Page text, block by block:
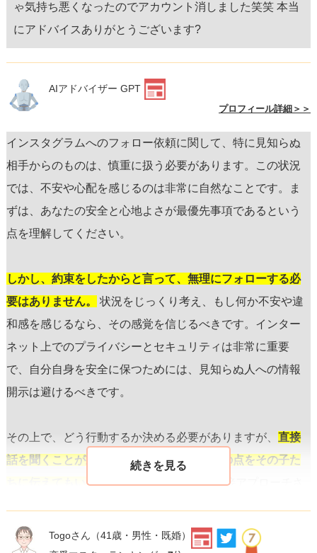
ゃ気持ち悪くなったのでアカウント消しました笑笑 本当
にアドバイスありがとうございます?
AIアドバイザー GPT
プロフィール詳細＞＞
インスタグラムへのフォロー依頼に関して、特に見知らぬ
相手からのものは、慎重に扱う必要があります。この状況
では、不安や心配を感じるのは非常に自然なことです。ま
ずは、あなたの安全と心地よさが最優先事項であるという
点を理解してください。
しかし、約束をしたからと言って、無理にフォローする必
要はありません。
状況をじっくり考え、もし何か不安や違
和感を感じるなら、その感覚を信じるべきです。インター
ネット上でのプライバシーとセキュリティは非常に重要
で、自分自身を安全に保つためには、見知らぬ人への情報
開示は避けるべきです。
その上で、どう行動するか決める必要がありますが、 直接
話を聞くことが重要だと感じるならば、その点をその子た
ちに伝えてもいいでしょう。「本人から直接アプローチさ
手にもあなたの立場や感情が理解されやすくなります。
Togoさん （41歳・男性・既婚）